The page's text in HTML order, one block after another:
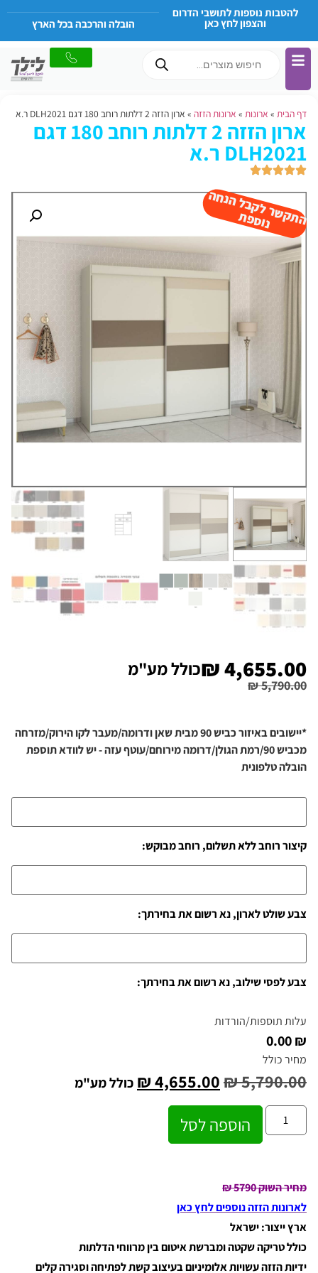
להטבות נוספות לתושבי הדרום
והצפון לחץ כאן הובלה והרכבה בכל הארץ
דף הבית » ארונות » ארונות הזזה » ארון הזזה 2 דלתות רוחב 180 דגם DLH2021 ר.א
ארון הזזה 2 דלתות רוחב 180 דגם
DLH2021 ר.א
ה
ת
ק
ש
ר
ל
ק
ב
ל
הנ
ח
ה
נו
ס
פ
ת
₪5,790.00
₪4,655.00 כולל מע"מ
*יישובים באיזור כביש 90 מבית שאן ודרומה/מעבר לקו הירוק/מזרחה
מכביש 90/רמת הגולן/דרומה מירוחם/עוטף עזה - יש לוודא תוספת
הובלה טלפונית
קיצור רוחב ללא תשלום, רוחב מבוקש:
צבע שולט לארון, נא רשום את בחירתך:
צבע לפסי שילוב, נא רשום את בחירתך:
עלות תוספות/הורדות
₪ 0.00
מחיר כולל
₪5,790.00
₪4,655.00 כולל מע"מ
הוספה לסל
מחיר השוק 5790
₪
לארונות הזזה נוספים לחץ כאן
ארץ ייצור: ישראל
כולל טריקה שקטה ומברשת איטום בין מרווחי הדלתות
ידיות הזזה עשויות אלומיניום בעיצוב קשת לפתיחה וסגירה קלים